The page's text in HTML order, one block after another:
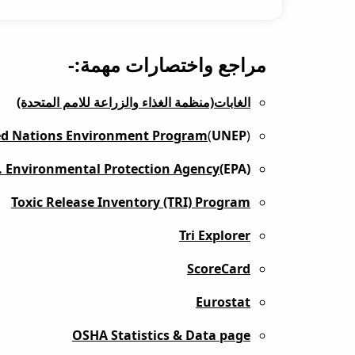
مراجع واختصارات مهمة:-
الغابات(منظمة الغذاء والزراعة للامم المتحدة)
Nations Environment Program(UNEP)
Environmental Protection Agency(EPA)
Toxic Release Inventory (TRI) Program
Tri Explorer
ScoreCard
Eurostat
OSHA Statistics & Data page